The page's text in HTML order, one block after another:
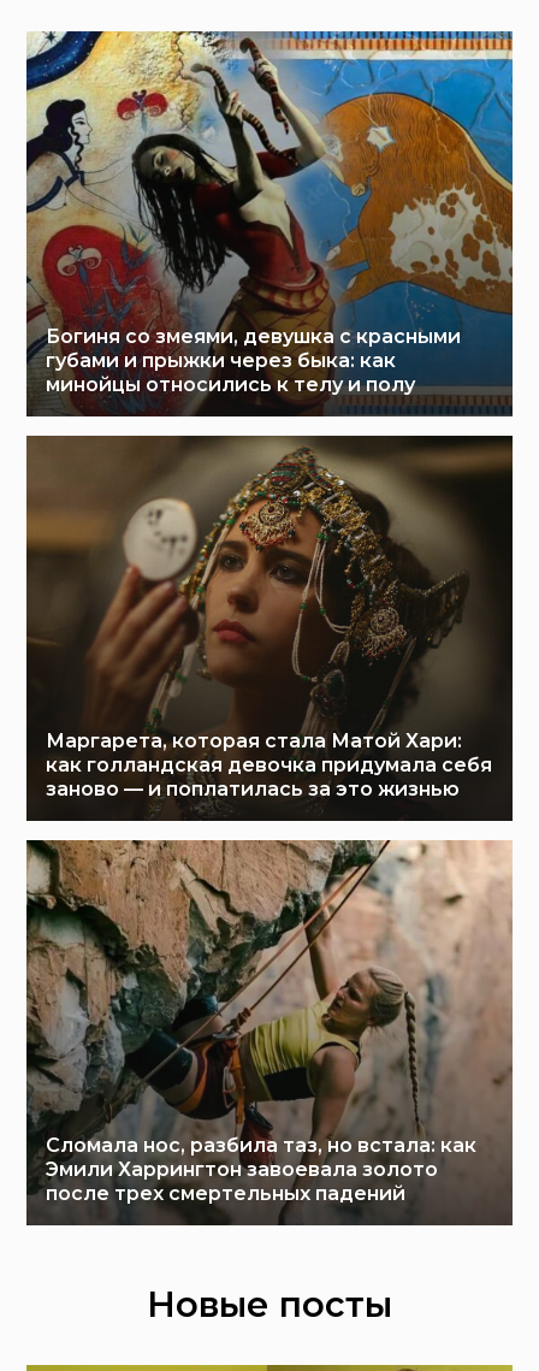
Богиня со змеями, девушка с красными
губами и прыжки через быка: как
минойцы относились к телу и полу
Маргарета, которая стала Матой Хари:
как голландская девочка придумала себя
заново — и поплатилась за это жизнью
Сломала нос, разбила таз, но встала: как
Эмили Харрингтон завоевала золото
после трех смертельных падений
Новые посты